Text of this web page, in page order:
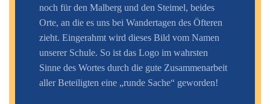
noch für den Malberg und den Steimel, beides
Orte, an die es uns bei Wandertagen des Öfteren
zieht. Eingerahmt wird dieses Bild vom Namen
unserer Schule. So ist das Logo im wahrsten
Sinne des Wortes durch die gute Zusammenarbeit
aller Beteiligten eine „runde Sache“ geworden!